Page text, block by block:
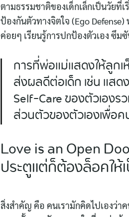
ตามธรรมชาติของเด็กเล็กเป็นวัยที่
ป้องกันตัวทางจิตใจ (Ego
ค่อยๆ เรียนรู้การปกป้องตัวเอง ซึม
การที่พ่อแม่แสดงให้ลูกเ
ส่งผลดีต่อเด็ก เช่น แส
Self-Care ของตัวเอง
ส่วนตัวของตัวเองเพื่อค
Love is an Open
ประตูแต่ก็ต้องล็อคให้
สิ่งสำคัญ คือ คนเรามักคิดไปเองว่า